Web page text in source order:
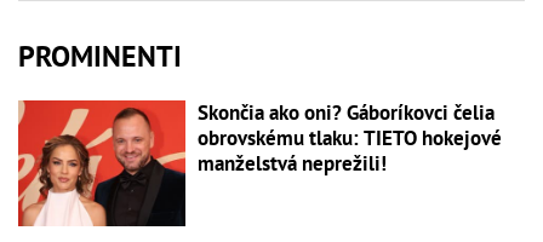
PROMINENTI
Skončia ako oni? Gáboríkovci čelia
obrovskému tlaku: TIETO hokejové
manželstvá neprežili!